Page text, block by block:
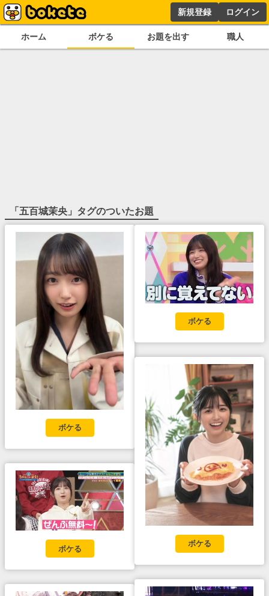
新規登録 ログイン
ホーム ボケる お題を出す 職人
「五百城茉央 」タグのついたお題
ボケる
ボケる
ボケる
ボケる